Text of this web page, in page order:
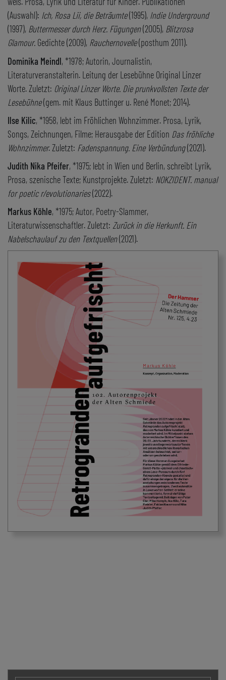
(Auswahl): Ich, Rosa Lii, die Beträumte(1995), Indie Underground
(1997), Buttermesser durch Herz. Fügungen(2005), Blitzrosa
Glamour. Gedichte (2009), Rauchernovelle(posthum 2011).
Dominika Meindl, *1978; Autorin, Journalistin,
Literaturveranstalterin. Leitung der Lesebühne Original Linzer
Worte. Zuletzt: Original Linzer Worte. Die prunkvollsten Texte der
Lesebühne(gem. mit Klaus Buttinger u. René Monet; 2014).
Ilse Kilic, *1958, lebt im Fröhlichen Wohnzimmer. Prosa, Lyrik,
Songs, Zeichnungen, Filme; Herausgabe der Edition Das fröhliche
Wohnzimmer. Zuletzt: Fadenspannung. Eine Verbündung(2021).
Judith Nika Pfeifer, *1975; lebt in Wien und Berlin, schreibt Lyrik,
Prosa, szenische Texte; Kunstprojekte. Zuletzt: NOKZIDENT. manual
for poetic r/evolutionaries(2022).
Markus Köhle, *1975; Autor, Poetry-Slammer,
Literaturwissenschaftler. Zuletzt: Zurück in die Herkunft. Ein
Nabelschaulauf zu den Textquellen(2021).
ZURÜCK